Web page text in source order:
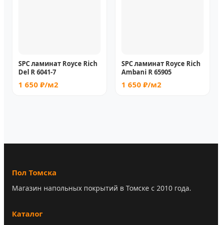
SPC ламинат Royce Rich
Del R 6041-7
1 650 ₽/м2
SPC ламинат Royce Rich
Ambani R 65905
1 650 ₽/м2
Пол Томска
Магазин напольных покрытий в Томске с 2010 года.
Каталог